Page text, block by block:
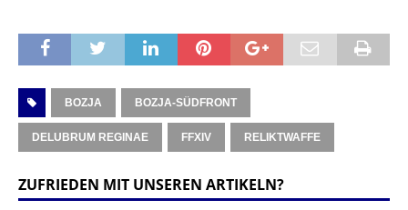
BOZJA BOZJA-SÜDFRONT
DELUBRUM REGINAE FFXIV RELIKTWAFFE
ZUFRIEDEN MIT UNSEREN ARTIKELN?